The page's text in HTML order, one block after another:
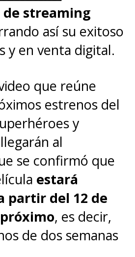
es y por qué
si debe ser un
que se podría
de mediana
Hemsworth
de todo
en esta
entrega del
llegando al
queesta
mejor en lo que
streaming
así su exitoso
y en venta digital.
que reúne
estrenos del
y
al
se confirmó que
estará
partir del 12 de
, es decir,
de dos semanas